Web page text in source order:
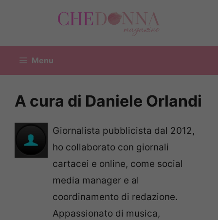
Menu
A cura di Daniele Orlandi
Giornalista pubblicista dal 2012,
ho collaborato con giornali
cartacei e online, come social
media manager e al
coordinamento di redazione.
Appassionato di musica,